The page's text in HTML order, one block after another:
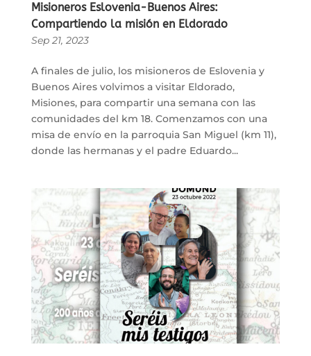
Misioneros Eslovenia-Buenos Aires:
Compartiendo la misión en Eldorado
Sep 21, 2023
A finales de julio, los misioneros de Eslovenia y
Buenos Aires volvimos a visitar Eldorado,
Misiones, para compartir una semana con las
comunidades del km 18. Comenzamos con una
misa de envío en la parroquia San Miguel (km 11),
donde las hermanas y el padre Eduardo...